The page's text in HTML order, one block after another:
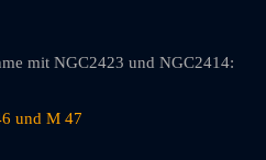
mit NGC2423 und NGC2414: